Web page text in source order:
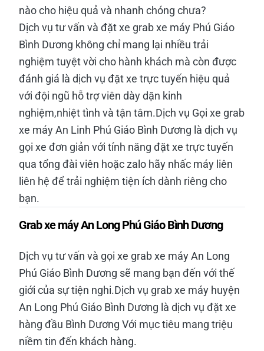
nào cho hiệu quả và nhanh chóng chưa?
Dịch vụ tư vấn và đặt xe grab xe máy Phú Giáo
Bình Dương không chỉ mang lại nhiều trải
nghiệm tuyệt vời cho hành khách mà còn được
đánh giá là dịch vụ đặt xe trực tuyến hiệu quả
với đội ngũ hỗ trợ viên dày dặn kinh
nghiệm,nhiệt tình và tận tâm.Dịch vụ Gọi xe grab
xe máy An Linh Phú Giáo Bình Dương là dịch vụ
gọi xe đơn giản với tính năng đặt xe trực tuyến
qua tổng đài viên hoặc zalo hãy nhấc máy liên
liên hệ để trải nghiệm tiện ích dành riêng cho
bạn.
Grab xe máy An Long Phú Giáo Bình Dương
Dịch vụ tư vấn và gọi xe grab xe máy An Long
Phú Giáo Bình Dương sẽ mang bạn đến với thế
giới của sự tiện nghi.Dịch vụ grab xe máy huyện
An Long Phú Giáo Bình Dương là dịch vụ đặt xe
hàng đầu Bình Dương Với mục tiêu mang triệu
niềm tin đến khách hàng.